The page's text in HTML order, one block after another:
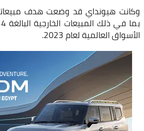
الأسواق العالمية لعام 2023.